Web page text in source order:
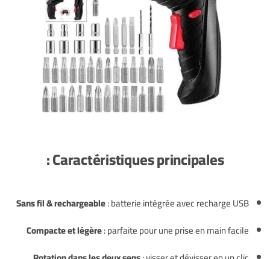
Caractéristiques principales :
Sans fil & rechargeable: batterie intégrée avec recharge USB
Compacte et légère: parfaite pour une prise en main facile